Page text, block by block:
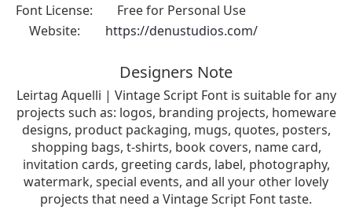
Font License:
Free for Personal Use
Website:
https://denustudios.com/
Designers Note
Leirtag Aquelli | Vintage Script Font is suitable for any
projects such as: logos, branding projects, homeware
designs, product packaging, mugs, quotes, posters,
shopping bags, t-shirts, book covers, name card,
invitation cards, greeting cards, label, photography,
watermark, special events, and all your other lovely
projects that need a Vintage Script Font taste.